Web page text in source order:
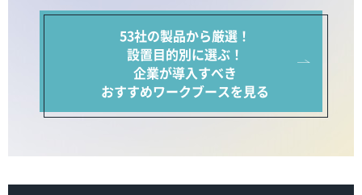
53社の製品から厳選！
設置目的別に選ぶ！
企業が導入すべき
おすすめワークブースを見る